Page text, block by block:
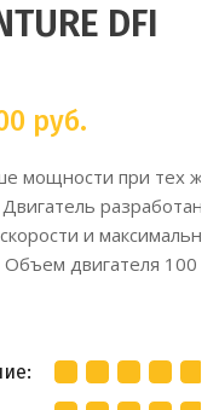
DFI
руб.
мощности при тех же
разработан
и
двигателя 100